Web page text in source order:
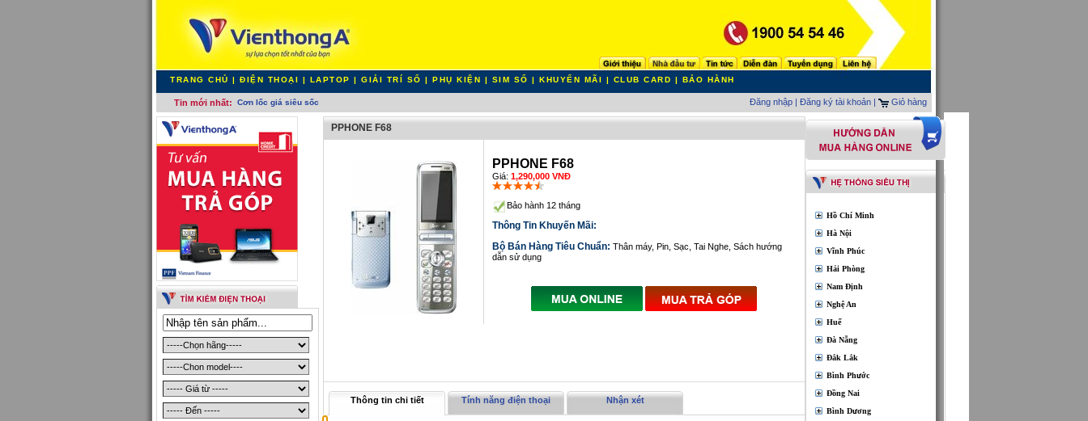
TRANG CHỦ | ĐIỆN THOẠI | LAPTOP | GIẢI TRÍ SỐ | PHỤ KIỆN | SIM SỐ | KHUYẾN MÃI | CLUB CARD | BẢO HÀNH
Tin mới nhất: Cơn lốc giá siêu sốc Đăng nhập | Đăng ký tài khoản | Giỏ hàng
PPHONE F68
PPHONE F68
Giá: 1,290,000 VNĐ
Bảo hành 12 tháng
Thông Tin Khuyến Mãi:
Bộ Bán Hàng Tiêu Chuẩn: Thân máy, Pin, Sạc, Tai Nghe, Sách hướng
dẫn sử dụng
Thông tin chi tiết Tính năng điện thoại Nhận xét
Hồ Chí Minh
Hà Nội
Vĩnh Phúc
Hải Phòng
Nam Định
Nghệ An
Huế
Đà Nẵng
Đắk Lắk
Bình Phước
Đồng Nai
Bình Dương